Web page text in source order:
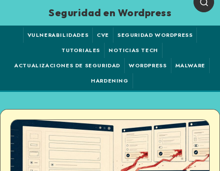
Seguridad en Wordpress
VULNERABILIDADES CVE
SEGURIDAD WORDPRESS
TUTORIALES
NOTICIAS TECH
ACTUALIZACIONES DE SEGURIDAD
WORDPRESS
MALWARE
HARDENING